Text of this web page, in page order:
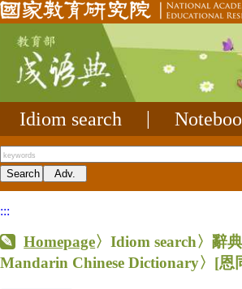
Idiom search
:::
Homepage〉Idiom search〉辭
Mandarin Chinese Dictionary〉 [恩